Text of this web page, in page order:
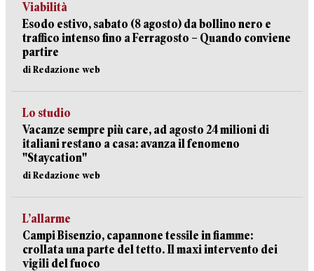
Viabilità
Esodo estivo, sabato (8 agosto) da bollino nero e
traffico intenso fino a Ferragosto – Quando conviene
partire
di Redazione web
Lo studio
Vacanze sempre più care, ad agosto 24 milioni di
italiani restano a casa: avanza il fenomeno
"Staycation"
di Redazione web
L’allarme
Campi Bisenzio, capannone tessile in fiamme:
crollata una parte del tetto. Il maxi intervento dei
vigili del fuoco